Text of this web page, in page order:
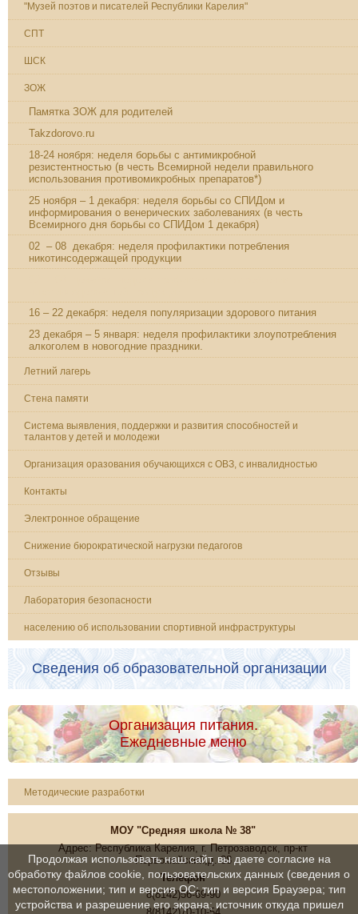
"Музей поэтов и писателей Республики Карелия"
СПТ
ШСК
ЗОЖ
Памятка ЗОЖ для родителей
Takzdorovo.ru
18-24 ноября: неделя борьбы с антимикробной
резистентностью (в честь Всемирной недели правильного
использования противомикробных препаратов*)
25 ноября – 1 декабря: неделя борьбы со СПИДом и
информирования о венерических заболеваниях (в честь
Всемирного дня борьбы со СПИДом 1 декабря)
02 – 08 декабря: неделя профилактики потребления
никотинсодержащей продукции
16 – 22 декабря: неделя популяризации здорового питания
23 декабря – 5 января: неделя профилактики злоупотребления
алкоголем в новогодние праздники.
Летний лагерь
Стена памяти
Система выявления, поддержки и развития способностей и
талантов у детей и молодежи
Организация оразования обучающихся с ОВЗ, с инвалидностью
Контакты
Электронное обращение
Снижение бюрократической нагрузки педагогов
Отзывы
Лаборатория безопасности
населению об использовании спортивной инфраструктуры
Сведения об образовательной организации
Организация питания.
Ежедневные меню
Методические разработки
МОУ "Средняя школа № 38"
Адрес: Республика Карелия, г. Петрозаводск, пр-кт
Первомайский,д. 38
Телефон
8(8142)56-69-90
Продолжая использовать наш сайт, вы даете согласие на
обработку файлов cookie, пользовательских данных (сведения о
местоположении; тип и версия ОС; тип и версия Браузера; тип
устройства и разрешение его экрана; источник откуда пришел